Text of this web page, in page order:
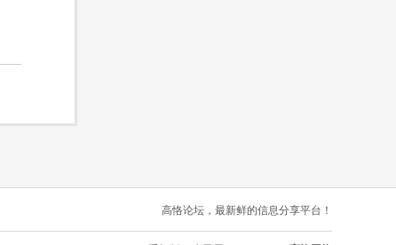
高恪论坛，最新鲜的信息分享平台！